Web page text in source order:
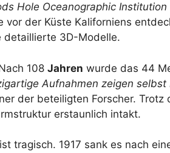
Hole Oceanographic Institution
vor der Küste Kaliforniens
detaillierte 3D-Modelle.
108 Jahren wurde das 44
Aufnahmen zeigen selbst
der beteiligten Forscher. Trotz
erstaunlich intakt.
tragisch. 1917 sank es nach